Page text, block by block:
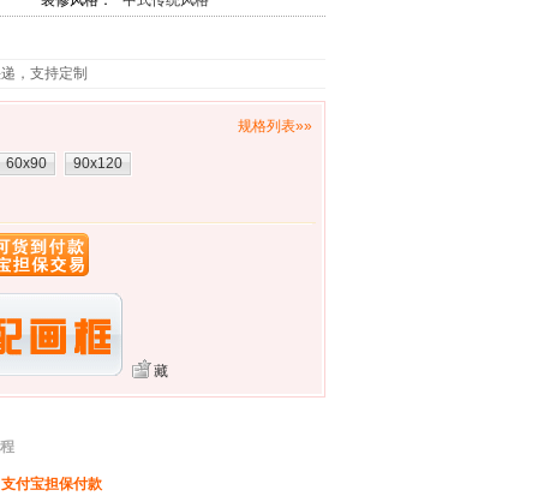
，支持定制
规格列表»»
60x90
90x120
藏
付宝担保付款